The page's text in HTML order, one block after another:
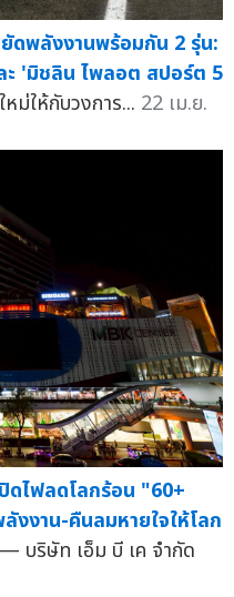
ดพลังงานพร้อมกัน 2 รุ่น:
ะ 'มิชลิน ไพลอต สปอร์ต 5
ม่ให้กับวงการ... 22 เม.ย.
ดไฟลดโลกร้อน "60+
งาน-คืนลมหายใจให้โลก
— บริษัท เอ็ม บี เค จำกัด